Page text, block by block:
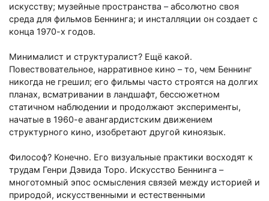
искусству; музейные пространства –абсолютно своя
среда для фильмов Беннинга; и инсталляции он создает с
конца 1970-х годов.
Минималист и структуралист? Ещё какой.
Повествовательное, нарративное кино –то, чем Беннинг
никогда не грешил; его фильмы часто строятся на долгих
планах, всматривании в ландшафт, бессюжетном
статичном наблюдении и продолжают эксперименты,
начатые в 1960-е авангардистским движением
структурного кино, изобретают другой киноязык.
Философ? Конечно. Его визуальные практики восходят к
трудам Генри Дэвида Торо. Искусство Беннинга –
многотомный эпос осмысления связей между историей и
природой, искусственными и естественными